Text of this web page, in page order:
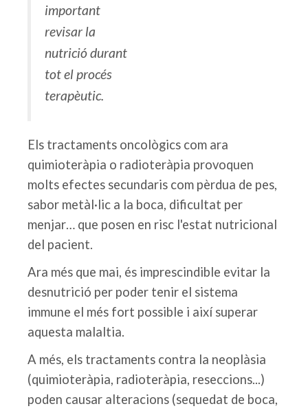
important
revisar la
nutrició durant
tot el procés
terapèutic.
Els tractaments oncològics com ara
quimioteràpia o radioteràpia provoquen
molts efectes secundaris com pèrdua de pes,
sabor metàl·lic a la boca, dificultat per
menjar… que posen en risc l'estat nutricional
del pacient.
Ara més que mai, és imprescindible evitar la
desnutrició per poder tenir el sistema
immune el més fort possible i així superar
aquesta malaltia.
A més, els tractaments contra la neoplàsia
(quimioteràpia, radioteràpia, reseccions...)
poden causar alteracions (sequedat de boca,